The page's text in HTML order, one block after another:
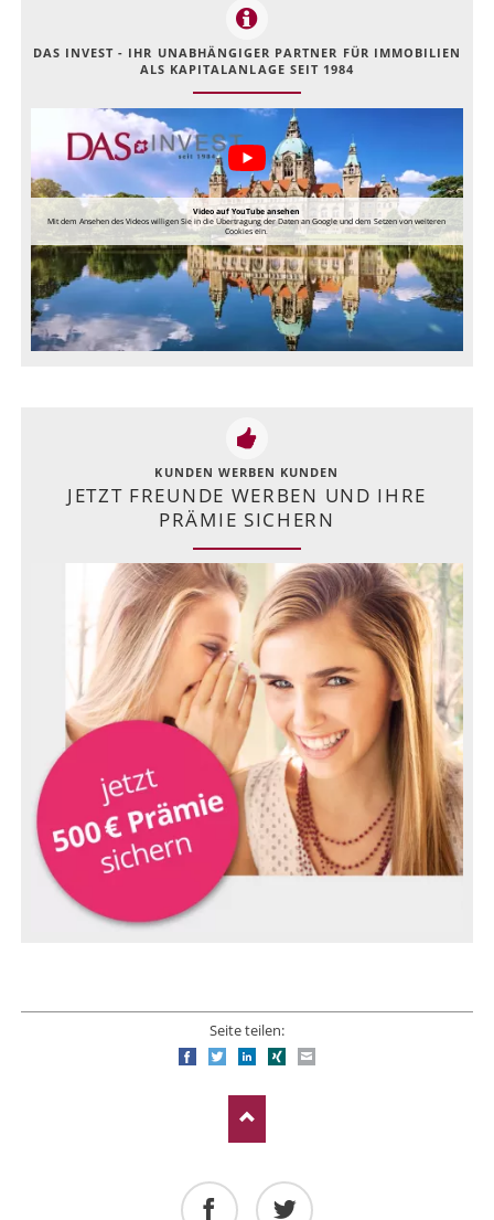
DAS INVEST - IHR UNABHÄNGIGER PARTNER FÜR IMMOBILIEN
ALS KAPITALANLAGE SEIT 1984
Video auf YouTube ansehen
Mit dem Ansehen des Videos willigen Sie in die Übertragung der Daten an Google und dem Setzen von weiteren
Cookies ein.
KUNDEN WERBEN KUNDEN
JETZT FREUNDE WERBEN UND IHRE
PRÄMIE SICHERN
Seite teilen:
FacebookTwitterLinkedIn
Xing